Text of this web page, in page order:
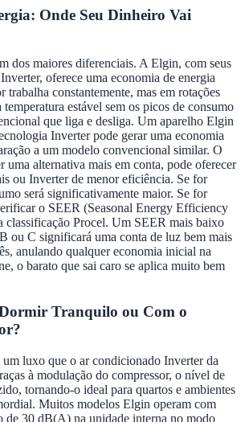
Onde Seu Dinheiro Vai
dos maiores diferenciais. A Elgin, com seus
oferece uma economia de energia
trabalha constantemente, mas em rotações
estável sem os picos de consumo
que liga e desliga. Um aparelho Elgin
Inverter pode gerar uma economia
a um modelo convencional similar. O
uma alternativa mais em conta, pode oferecer
ou Inverter de menor eficiência. Se for
será significativamente maior. Se for
o SEER (Seasonal Energy Efficiency
classificação Procel. Um SEER mais baixo
ou C significará uma conta de luz bem mais
anulando qualquer economia inicial na
o barato que sai caro se aplica muito bem
Tranquilo ou Com o
luxo que o ar condicionado Inverter da
à modulação do compressor, o nível de
tornando-o ideal para quartos e ambientes
Muitos modelos Elgin operam com
de 30 dB(A) na unidade interna no modo